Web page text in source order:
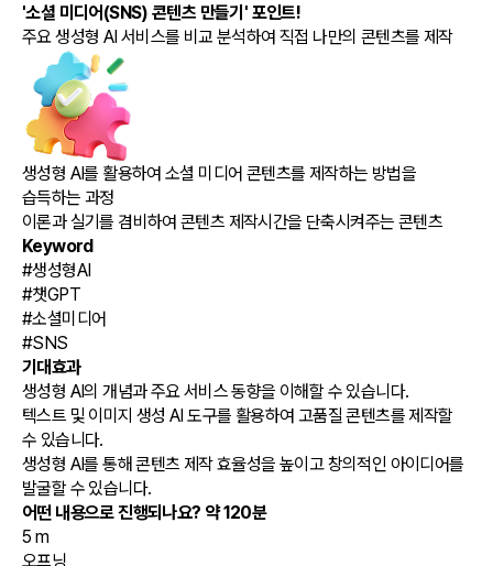
'소셜 미디어(SNS) 콘텐츠 만들기' 포인트!
주요 생성형 AI 서비스를 비교 분석하여 직접 나만의 콘텐츠를 제작
생성형 AI를 활용하여 소셜 미디어 콘텐츠를 제작하는 방법을
습득하는 과정
이론과 실기를 겸비하여 콘텐츠 제작시간을 단축시켜주는 콘텐츠
Keyword
#생성형AI
#챗GPT
#소셜미디어
#SNS
기대효과
생성형 AI의 개념과 주요 서비스 동향을 이해할 수 있습니다.
텍스트 및 이미지 생성 AI 도구를 활용하여 고품질 콘텐츠를 제작할
수 있습니다.
생성형 AI를 통해 콘텐츠 제작 효율성을 높이고 창의적인 아이디어를
발굴할 수 있습니다.
어떤 내용으로 진행되나요? 약 120분
5 m
오프닝